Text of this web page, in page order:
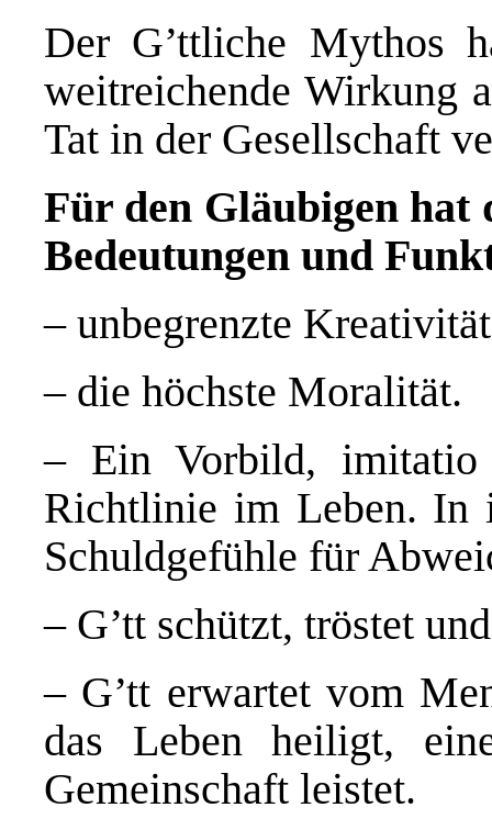
Der G’ttliche Mythos
weitreichende Wirkung
Tat in der Gesellschaft
Für den Gläubigen hat
Bedeutungen und
– unbegrenzte
– die höchste Moralität.
– Ein Vorbild, imitatio
Richtlinie im Leben. In
Schuldgefühle für
– G’tt schützt, tröstet
– G’tt erwartet vom
das Leben heiligt,
Gemeinschaft leistet.